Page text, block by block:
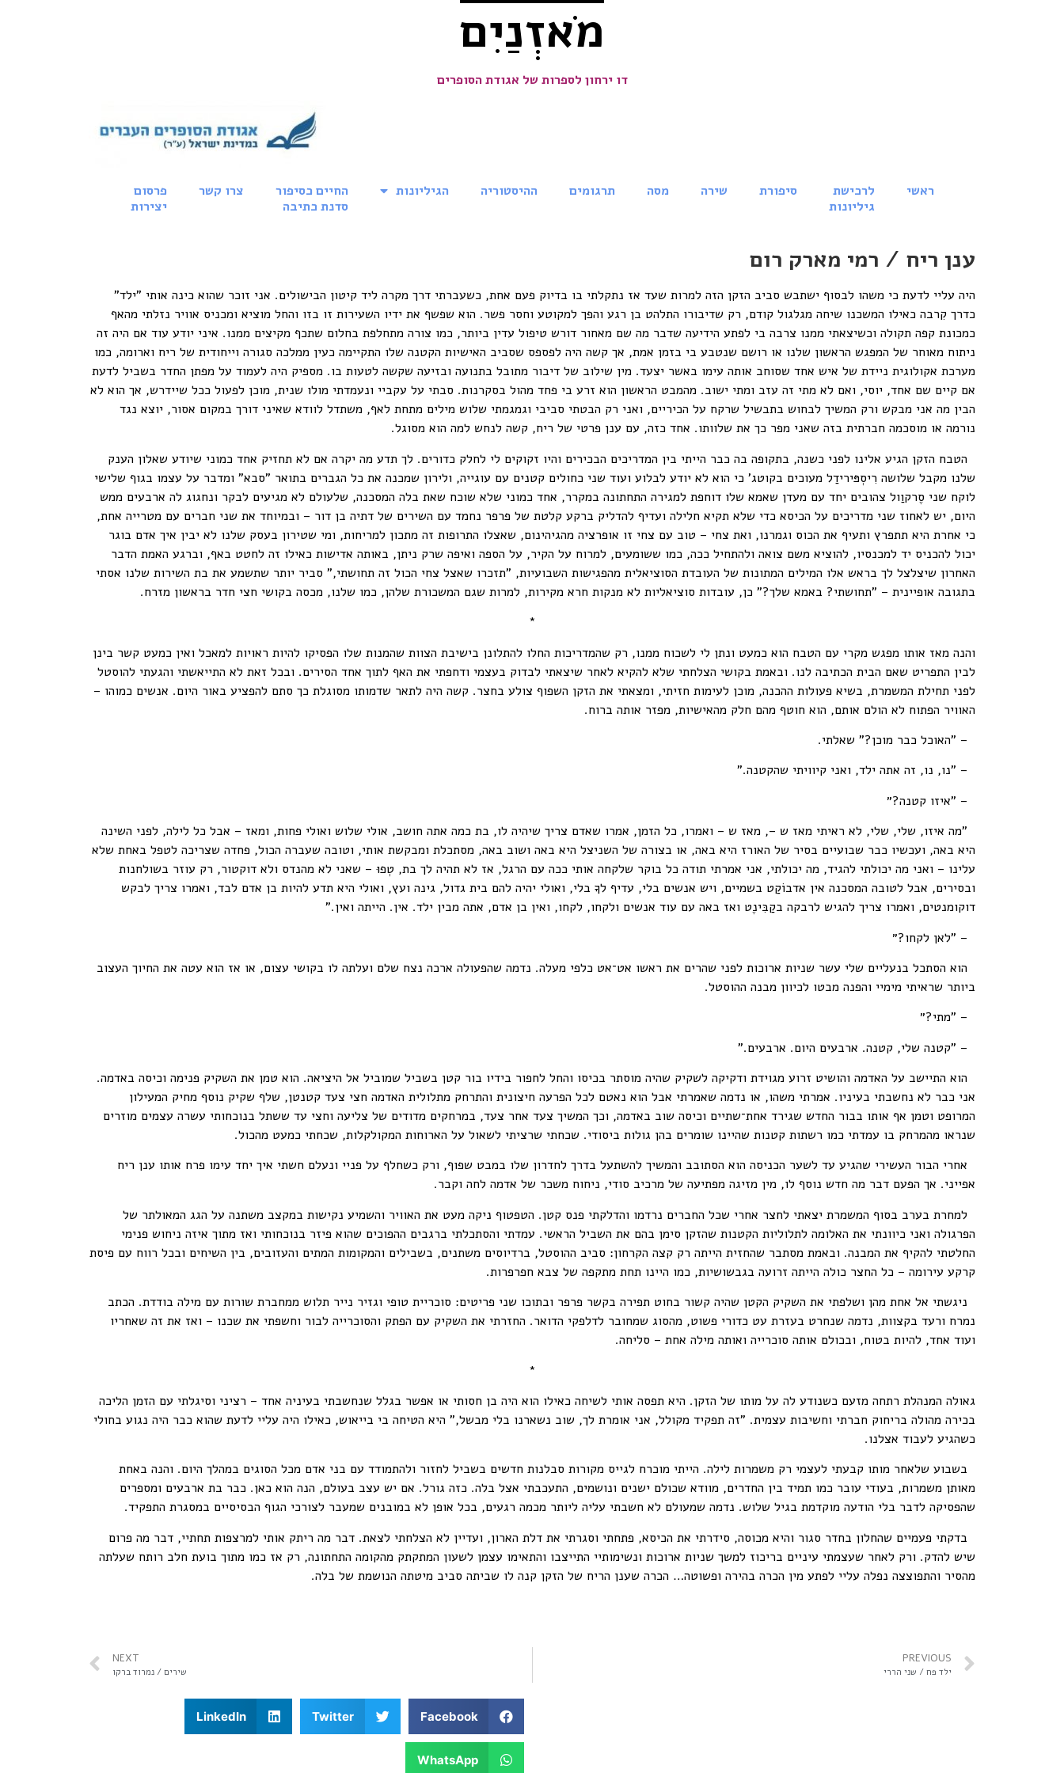
מֹאזְנַיִם
דו ירחון לספרות של אגודת הסופרים
ראשי
לרכישת
גיליונות
סיפורת שירה מסה תרגומים ההיסטוריה הגיליונות
החיים כסיפור
סדנת כתיבה
צרו קשר
פרסום
יצירות
ענן ריח / רמי מארק רום
היה עליי לדעת כי משהו לבסוף ישתבש סביב הזקן הזה למרות שעד אז נתקלתי בו בדיוק פעם אחת, כשעברתי דרך מקרה ליד קיטון הבישולים. אני זוכר שהוא כינה אותי "ילד"
כדרך קִרבה כאילו המשכנו שיחה מגלגול קודם, רק שדיבורו התלהט בן רגע והפך למקוטע וחסר פשר. הוא שפשף את ידיו השעירות זו בזו והחל מוציא ומכניס אוויר נזלתי מהאף
כמכונת קפה תקולה וכשיצאתי ממנו צרבה בי לפתע הידיעה שדבר מה שם מאחור דורש טיפול עדין ביותר, כמו צורה מתחלפת בחלום שתכף מקיצים ממנו. איני יודע עוד אם היה זה
ניתוח מאוחר של המפגש הראשון שלנו או רושם שנטבע בי בזמן אמת, אך קשה היה לפספס שסביב האישיות הקטנה שלו התקיימה כעין ממלכה סגורה וייחודית של ריח וארומה, כמו
מערכת אקולוגית ניידת של איש אחד שסוחב אותה עימו באשר יצעד. מין שילוב של דיבור מתובל בתנועה ובזיעה שקשה לטעות בו. מספיק היה לעמוד על מפתן החדר בשביל לדעת
אם קיים שם אחד, יוסי, ואם לא מתי זה עזב ומתי ישוב. מהמבט הראשון הוא זרע בי פחד מהול בסקרנות. סבתי על עקביי ונעמדתי מולו שנית, מוכן לפעול ככל שיידרש, אך הוא לא
הבין מה אני מבקש ורק המשיך לבחוש בתבשיל שרקח על הכיריים, ואני רק הבטתי סביבי וגמגמתי שלוש מילים מתחת לאף, משתדל לוודא שאיני דורך במקום אסור, יוצא נגד
נורמה או מוסכמה חברתית בזה שאני מפר כך את שלוותו. אחד כזה, עם ענן פרטי של ריח, קשה לנחש למה הוא מסוגל.
הטבח הזקן הגיע אלינו לפני כשנה, בתקופה בה כבר הייתי בין המדריכים הבכירים והיו זקוקים לי לחלק כדורים. לך תדע מה יקרה אם לא תחזיק אחד כמוני שיודע שאלון הענק
שלנו מקבל שלושה רִיסְפּירידַל מעוכים בקוטג' כי הוא לא יודע לבלוע ועוד שני כחולים קטנים עם עוגייה, ולירון שמכנה את כל הגברים בתואר "סבא" ומדבר על עצמו בגוף שלישי
לוקח שני סֶרקוַול צהובים יחד עם מעדן שאמא שלו דוחפת למגירה התחתונה במקרר, אחד כמוני שלא שוכח שאת בלה המסכנה, שלעולם לא מגיעים לבקר ונחגוג לה ארבעים ממש
היום, יש לאחוז שני מדריכים על הכיסא כדי שלא תקיא חלילה ועדיף להדליק ברקע קלטת של פרפר נחמד עם השירים של דתיה בן דור – ובמיוחד את שני חברים עם מטרייה אחת,
כי אחרת היא תתפרץ ותעיף את הכוס וגמרנו, ואת צחי – טוב עם צחי זו אופרציה מהגיהינום, שאצלו התרופות זה מתכון למריחות, ומי שטירון בעסק שלנו לא יבין איך אדם בוגר
יכול להכניס יד למכנסיו, להוציא משם צואה ולהתחיל ככה, כמו ששומעים, למרוח על הקיר, על הספה ואיפה שרק ניתן, באותה אדישות כאילו זה לחטט באף, וברגע האמת הדבר
האחרון שיצלצל לך בראש אלו המילים המתונות של העובדת הסוציאלית מהפגישות השבועיות, "תזכרו שאצל צחי הכול זה תחושתי," סביר יותר שתשמע את בת השירות שלנו אסתי
בתגובה אופיינית – "תחושתי? באמא שלך?" כן, עובדות סוציאליות לא מנקות חרא מקירות, למרות שגם המשכורת שלהן, כמו שלנו, מכסה בקושי חצי חדר בראשון מזרח.
*
והנה מאז אותו מפגש מקרי עם הטבח הוא כמעט ונתן לי לשכוח ממנו, רק שהמדריכות החלו להתלונן בישיבת הצוות שהמנות שלו הפסיקו להיות ראויות למאכל ואין כמעט קשר בינן
לבין התפריט שאם הבית הכתיבה לנו. ובאמת בקושי הצלחתי שלא להקיא לאחר שיצאתי לבדוק בעצמי ודחפתי את האף לתוך אחד הסירים. ובכל זאת לא התייאשתי והגעתי להוסטל
לפני תחילת המשמרת, בשיא פעולות ההכנה, מוכן לעימות חזיתי, ומצאתי את הזקן השפוף צולע בחצר. קשה היה לתאר שדמותו מסוגלת כך סתם להפציע באור היום. אנשים כמוהו –
האוויר הפתוח לא הולם אותם, הוא חוטף מהם חלק מהאישיות, מפזר אותה ברוח.
– "האוכל כבר מוכן?" שאלתי.
– "נו, נו, זה אתה ילד, ואני קיוויתי שהקטנה."
– "איזו קטנה?״
"מה איזו, שלי, שלי, לא ראיתי מאז ש –, מאז ש – ואמרו, כל הזמן, אמרו שאדם צריך שיהיה לו, בת כמה אתה חושב, אולי שלוש ואולי פחות, ומאז – אבל כל לילה, לפני השינה
היא באה, ועכשיו כבר שבועיים בסיר של האורז היא באה, או בצורה של השניצל היא באה ושוב באה, מסתכלת ומבקשת אותי, וטובה שעברה הכול, פחדה שצריכה לטפל באחת שלא
עלינו – ואני מה יכולתי להגיד, מה יכולתי, אני אמרתי תודה כל בוקר שלקחה אותי ככה עם הרגל, אז לא תהיה לך בת, טְפוּ – שאני לא מהנדס ולא דוקטור, רק עוזר בשולחנות
ובסירים, אבל לטובה המסכנה אין אדבוֹקַט בשמיים, ויש אנשים בלי, עדיף לךָ בלי, ואולי יהיה להם בית גדול, גינה ועץ, ואולי היא תדע להיות בן אדם לבד, ואמרו צריך לבקש
דוקומנטים, ואמרו צריך להגיש לרבקה בקַבִּינֶט ואז באה עם עוד אנשים ולקחו, לקחו, ואין בן אדם, אתה מבין ילד. אין. הייתה ואין."
– "לאן לקחו?״
הוא הסתכל בנעליים שלי עשר שניות ארוכות לפני שהרים את ראשו אט־אט כלפי מעלה. נדמה שהפעולה ארכה נצח שלם ועלתה לו בקושי עצום, או אז הוא עטה את החיוך העצוב
ביותר שראיתי מימיי והפנה מבטו לכיוון מבנה ההוסטל.
– "מתי?״
– "קטנה שלי, קטנה. ארבעים היום. ארבעים."
הוא התיישב על האדמה והושיט זרוע מגוידת ודקיקה לשקיק שהיה מוסתר בכיסו והחל לחפור בידיו בור קטן בשביל שמוביל אל היציאה. הוא טמן את השקיק פנימה וכיסה באדמה.
אני כבר לא נחשבתי בעיניו. אמרתי משהו, או נדמה שאמרתי אבל הוא נאטם לכל הפרעה חיצונית והתרחק מתלולית האדמה חצי צעד קטנטן, שלף שקיק נוסף מחיק המעילון
המרופט וטמן אף אותו בבור החדש שגירד אחת־שתיים וכיסה שוב באדמה, וכך המשיך צעד אחר צעד, במרחקים מדודים של צליעה וחצי עד ששתל בנוכחותי עשרה עצמים מוזרים
שנראו מהמרחק בו עמדתי כמו רשתות קטנות שהיינו שומרים בהן גולות ביסודי. שכחתי שרציתי לשאול על הארוחות המקולקלות, שכחתי כמעט מהכול.
אחרי הבור העשירי שהגיע עד לשער הכניסה הוא הסתובב והמשיך להשתעל בדרך לחדרון שלו במבט שפוף, ורק כשחלף על פניי ונעלם חשתי איך יחד עימו פרח אותו ענן ריח
אפייני. אך הפעם דבר מה חדש נוסף לו, מין מזיגה מפתיעה של מרכיב סודי, ניחוח משכר של אדמה לחה וקבר.
למחרת בערב בסוף המשמרת יצאתי לחצר אחרי שכל החברים נרדמו והדלקתי פנס קטן. הטפטוף ניקה מעט את האוויר והשמיע נקישות במקצב משתנה על הגג המאולתר של
הפרגולה ואני כיוונתי את האלומה לתלוליות הקטנות שהזקן סימן בהם את השביל הראשי. עמדתי והסתכלתי ברגבים ההפוכים שהוא פיזר בנוכחותי ואז מתוך איזה ניחוש פנימי
החלטתי להקיף את המבנה. ובאמת מסתבר שהחזית הייתה רק קצה הקרחון: סביב ההוסטל, ברדיוסים משתנים, בשבילים והמקומות המתים והעזובים, בין השיחים ובכל רווח עם פיסת
קרקע עירומה – כל החצר כולה הייתה זרועה בגבשושיות, כמו היינו תחת מתקפה של צבא חפרפרות.
ניגשתי אל אחת מהן ושלפתי את השקיק הקטן שהיה קשור בחוט תפירה בקשר פרפר ובתוכו שני פריטים: סוכריית טופי וגזיר נייר תלוש ממחברת שורות עם מילה בודדת. הכתב
נמרח ורעד בקצוות, נדמה שנחרט בעזרת עט כדורי פשוט, מהסוג שמחובר לדלפקי הדואר. החזרתי את השקיק עם הפתק והסוכרייה לבור וחשפתי את שכנו – ואז את זה שאחריו
ועוד אחד, להיות בטוח, ובכולם אותה סוכרייה ואותה מילה אחת – סליחה.
*
גאולה המנהלת רתחה מזעם כשנודע לה על מותו של הזקן. היא תפסה אותי לשיחה כאילו הוא היה בן חסותי או אפשר בגלל שנחשבתי בעיניה אחד – רציני וסיגלתי עם הזמן הליכה
בכירה מהולה בריחוק חברתי וחשיבות עצמית. "זה תפקיד מקולל, אני אומרת לך, שוב נשארנו בלי מבשל," היא הטיחה בי בייאוש, כאילו היה עליי לדעת שהוא כבר היה נגוע בחולי
כשהגיע לעבוד אצלנו.
בשבוע שלאחר מותו קבעתי לעצמי רק משמרות לילה. הייתי מוכרח לגייס מקורות סבלנות חדשים בשביל לחזור ולהתמודד עם בני אדם מכל הסוגים במהלך היום. והנה באחת
מאותן משמרות, בעודי עובר כמו תמיד בין החדרים, מוודא שכולם ישנים ונושמים, התעכבתי אצל בלה. כזה גורל. אם יש עצב בעולם, הנה הוא כאן. כבר בת ארבעים ומספרים
שהפסיקה לדבר בלי הודעה מוקדמת בגיל שלוש. נדמה שמעולם לא חשבתי עליה ליותר מכמה רגעים, בכל אופן לא במובנים שמעבר לצורכי הגוף הבסיסיים במסגרת התפקיד.
בדקתי פעמיים שהחלון בחדר סגור והיא מכוסה, סידרתי את הכיסא, פתחתי וסגרתי את דלת הארון, ועדיין לא הצלחתי לצאת. דבר מה ריתק אותי למרצפות תחתיי, דבר מה פרום
שיש להדק. ורק לאחר שעצמתי עיניים בריכוז למשך שניות ארוכות ונשימותיי התייצבו והתאימו עצמן לשעון המתקתק מהקומה התחתונה, רק אז כמו מתוך בועת חלב רותח שעלתה
מהסיר והתפוצצה נפלה עליי לפתע מין הכרה בהירה ופשוטה… הכרה שענן הריח של הזקן קנה לו שביתה סביב מיטתה הנושמת של בלה.
PREVIOUS
ילד פח / שני הררי
NEXT
שירים / נמרוד ברקו
Facebook
Twitter
LinkedIn
WhatsApp